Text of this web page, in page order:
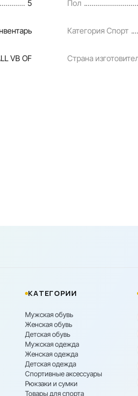
5 Пол
Категория Спорт
VB OF Страна
КАТЕГОРИИ
Мужская обувь
Женская обувь
Детская обувь
Мужская одежда
Женская одежда
Детская одежда
Спортивные аксессуары
Рюкзаки и сумки
Товары для спорта